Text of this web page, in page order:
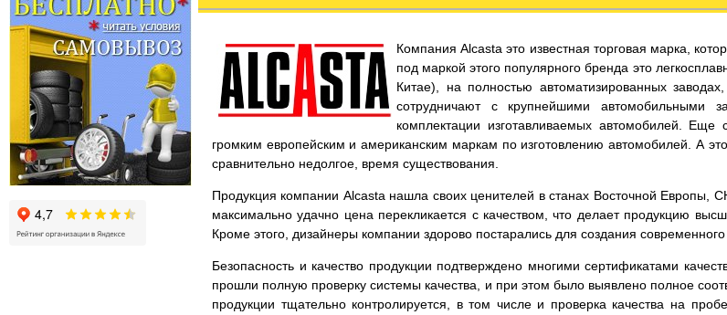
Компания Alcasta это известная торговая марка,
под маркой этого популярного бренда это
Китае), на полностью автоматизированных
сотрудничают с крупнейшими автомобильными
комплектации изготавливаемых автомобилей.
громким европейским и американским маркам по изготовлению автомобилей. А
сравнительно недолгое, время существования.
Продукция компании Alcasta нашла своих ценителей в станах Восточной Европы,
максимально удачно цена перекликается с качеством, что делает продукцию
Кроме этого, дизайнеры компании здорово постарались для создания современного
Безопасность и качество продукции подтверждено многими сертификатами
прошли полную проверку системы качества, и при этом было выявлено полное
продукции тщательно контролируется, в том числе и проверка качества на